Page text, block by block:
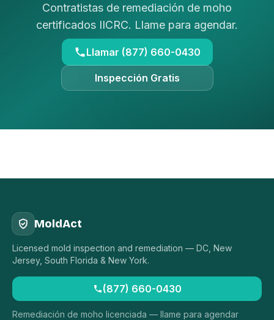
Contratistas de remediación de moho
certificados IICRC. Llame para agendar.
Llamar (877) 660-0430
Inspección Gratis
MoldAct
Licensed mold inspection and remediation — DC, New
Jersey, South Florida & New York.
(877) 660-0430
Remediación de moho licenciada — llame para agendar